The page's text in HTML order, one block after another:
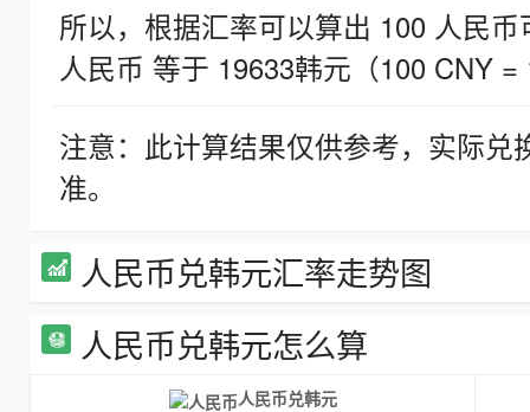
所以，根据汇率可以算出 100 人民
人民币 等于 19633韩元（100 CNY =
注意：此计算结果仅供参考，实际
准。
人民币兑韩元汇率走势图
人民币兑韩元怎么算
人民币兑韩元